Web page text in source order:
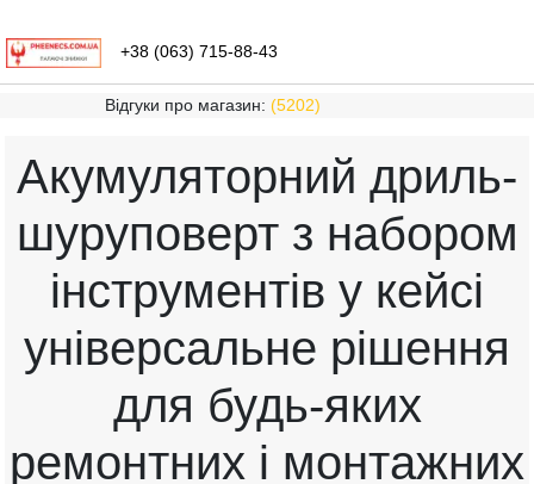
+38 (063) 715-88-43
Відгуки про магазин: (5202)
Акумуляторний дриль-
шуруповерт з набором
інструментів у кейсі
універсальне рішення
для будь-яких
ремонтних і монтажних